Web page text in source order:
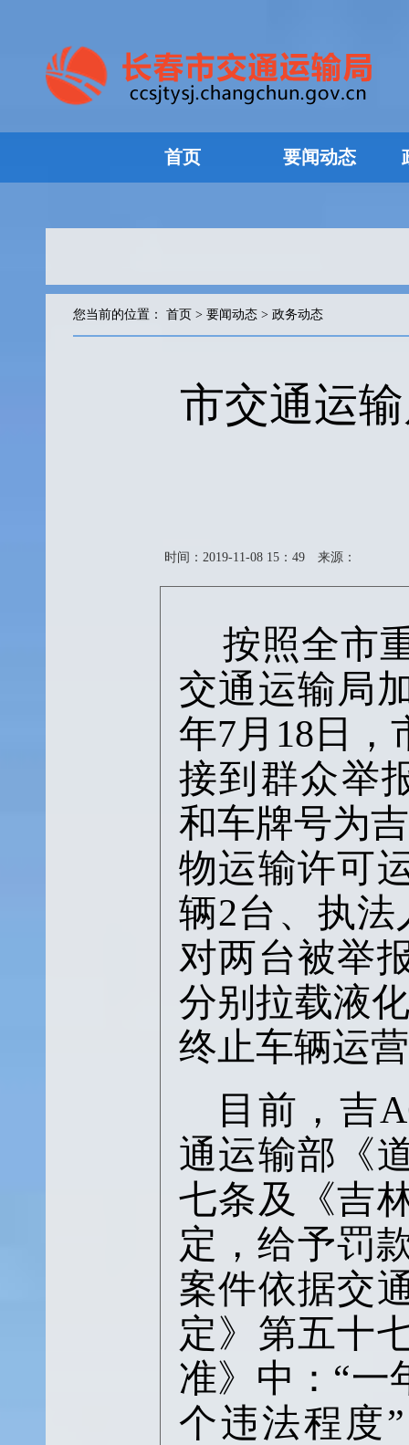
首页 要闻动态
您当前的位置： 首页 > 要闻动态 > 政务动态
市交通运
时间：2019-11-08 15：49 来源：
按照全市
交通运输局
年7月 18 日，
接到群众举
和车牌号为吉
物运输许可
辆2台、执法
对两台被举
分别拉载液
终止车辆运
目前，吉
通运输部《
七条及《吉
定，给予罚
案件依据交
定》第五十
准》中： “一
个违法程度”